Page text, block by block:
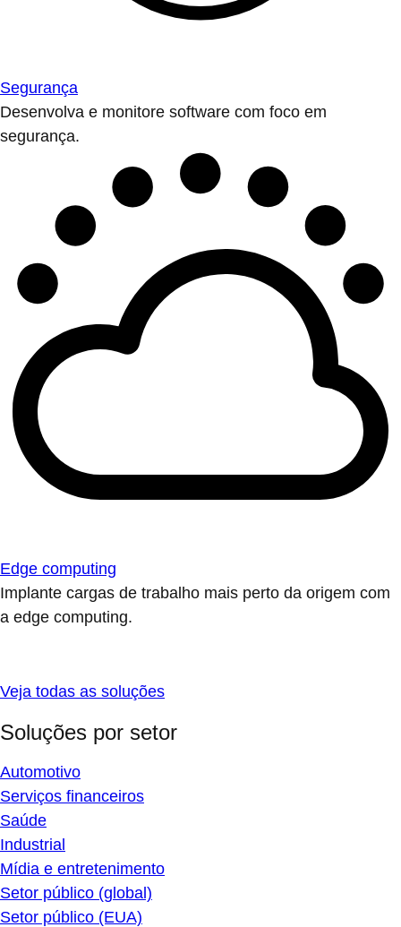
Segurança
Desenvolva e monitore software com foco em
segurança.
Edge computing
Implante cargas de trabalho mais perto da origem com
a edge computing.
Veja todas as soluções
Soluções por setor
Automotivo
Serviços financeiros
Saúde
Industrial
Mídia e entretenimento
Setor público (global)
Setor público (EUA)